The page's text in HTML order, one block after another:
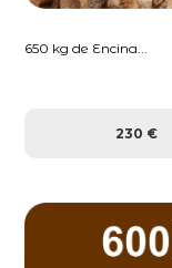
650 kg de Encina...
230 €